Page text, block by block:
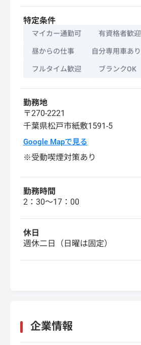
特定条件
マイカー通勤可 有資格者歓迎
昼からの仕事 自分専用車あり
フルタイム歓迎 ブランクOK
勤務地
〒270-2221
千葉県松戸市紙敷1591-5
Google Mapで見る
※受動喫煙対策あり
勤務時間
2：30～17：00
休日
週休二日（日曜は固定）
企業情報